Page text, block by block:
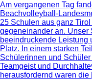
Am vergangenen Tag
Beachvolleyball-
25 Schulen aus ganz
gegeneinander an. Unser
beeindruckende Leistung
Platz. In einem starken
Schülerinnen und
Teamgeist und
herausfordernd waren